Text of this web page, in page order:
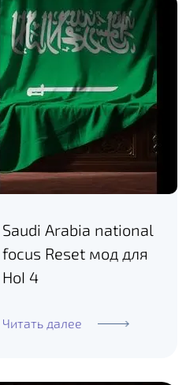
Saudi Arabia national
focus Reset мод для
HoI 4
Читать далее